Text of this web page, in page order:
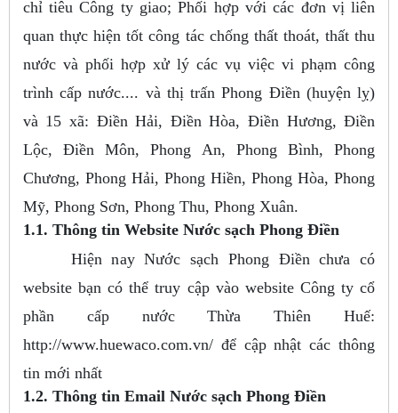
chỉ tiêu Công ty giao; Phối hợp với các đơn vị liên
quan thực hiện tốt công tác chống thất thoát, thất thu
nước và phối hợp xử lý các vụ việc vi phạm công
trình cấp nước.... và thị trấn Phong Điền (huyện lỵ)
và 15 xã: Điền Hải, Điền Hòa, Điền Hương, Điền
Lộc, Điền Môn, Phong An, Phong Bình, Phong
Chương, Phong Hải, Phong Hiền, Phong Hòa, Phong
Mỹ, Phong Sơn, Phong Thu, Phong Xuân.
1.1. Thông tin Website Nước sạch Phong Điền
Hiện nay Nước sạch Phong Điền chưa có
website bạn có thể truy cập vào website Công ty cổ
phần cấp nước Thừa Thiên Huế:
http://www.huewaco.com.vn/ để cập nhật các thông
tin mới nhất
1.2. Thông tin Email Nước sạch Phong Điền